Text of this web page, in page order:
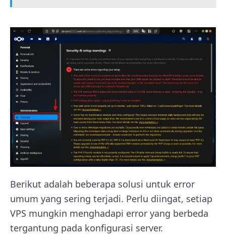
Berikut adalah beberapa solusi untuk error
umum yang sering terjadi. Perlu diingat, setiap
VPS mungkin menghadapi error yang berbeda
tergantung pada konfigurasi server.